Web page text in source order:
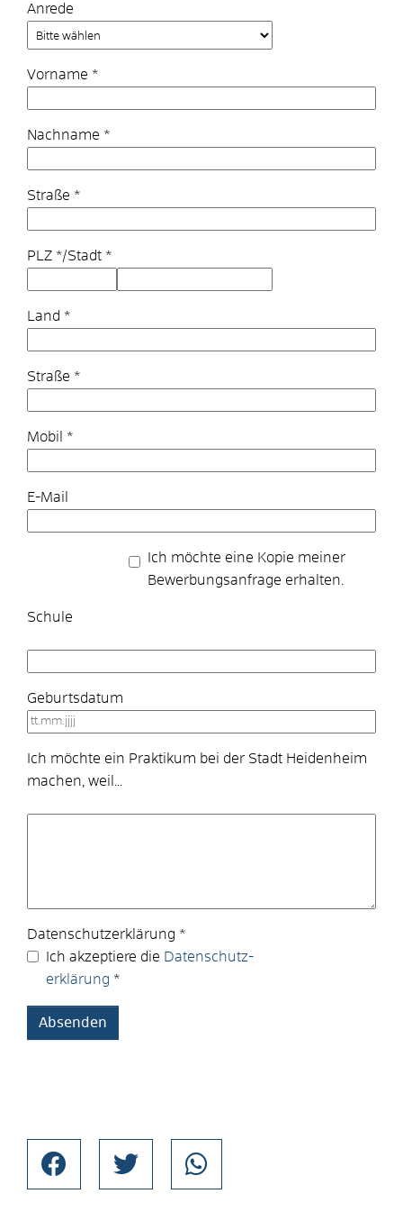
Anrede
Vorname *
Nachname *
Straße *
PLZ */Stadt *
Land *
Straße *
Mobil *
E-Mail
Ich möchte eine Kopie meiner
Bewerbungsanfrage erhalten.
Schule
Geburtsdatum
Ich möchte ein Praktikum bei der Stadt Heidenheim
machen, weil...
Datenschutz­erklärung *
Ich akzeptiere die Datenschutz­
erklärung *